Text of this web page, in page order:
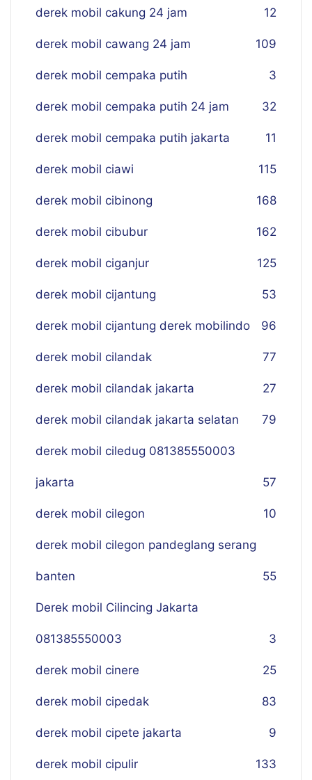
derek mobil cakung 24 jam 12
derek mobil cawang 24 jam 109
derek mobil cempaka putih 3
derek mobil cempaka putih 24 jam 32
derek mobil cempaka putih jakarta 11
derek mobil ciawi 115
derek mobil cibinong 168
derek mobil cibubur 162
derek mobil ciganjur 125
derek mobil cijantung 53
derek mobil cijantung derek mobilindo 96
derek mobil cilandak 77
derek mobil cilandak jakarta 27
derek mobil cilandak jakarta selatan 79
derek mobil ciledug 081385550003
jakarta 57
derek mobil cilegon 10
derek mobil cilegon pandeglang serang
banten 55
Derek mobil Cilincing Jakarta
081385550003 3
derek mobil cinere 25
derek mobil cipedak 83
derek mobil cipete jakarta 9
derek mobil cipulir 133